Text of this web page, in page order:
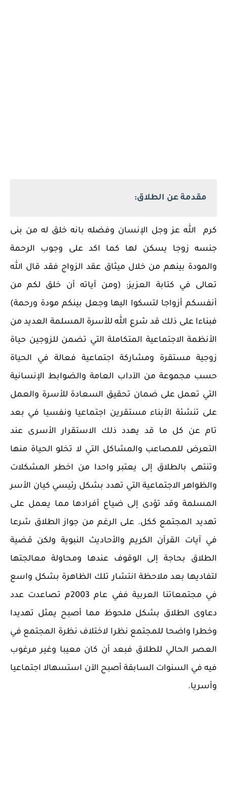
مقدمة عن الطلاق:
كرم الله عز وجل الإنسان وفضله بانه خلق له من بنى
جنسه زوجا يسكن لها كما اكد على وجوب الرحمة
والمودة بينهم من خلال ميثاق عقد الزواج فقد قال الله
تعالى في كتابة العزيز: (ومن آياته أن خلق لكم من
أنفسكم أزواجا لتسكوا اليها وجعل بينكم مودة ورحمة)
فبناءا على ذلك قد شرع الله للأسرة المسلمة العديد من
الأنظمة الاجتماعية المتكاملة التي تضمن للزوجين حياة
زوجية مستقرة ومشاركة اجتماعية فعالة في الحياة
حسب مجموعة من الآداب العامة والضوابط الإنسانية
التي تعمل على ضمان تحقيق السعادة للأسرة والعمل
على تنشئة الأبناء مستقرين اجتماعيا ونفسيا في بعد
تام عن كل ما قد يهدد ذلك الاستقرار الأسرى عند
التعرض للمصاعب والمشاكل التي لا تخلو الحياة منها
وتنتهى بالطلاق إلى يعتبر واحدا من اخطر المشكلات
والظواهر الاجتماعية التي تهدد بشكل رئيسي كيان الأسر
المسلمة وقد تؤدى إلى ضياع أفرادها مما يعمل على
تهديد المجتمع ككل. على الرغم من جواز الطلاق شرعا
في آيات القرآن الكريم والأحاديث النبوية ولكن قضية
الطلاق بحاجة إلى الوقوف عندها ومحاولة معالجتها
لتفاديها بعد ملاحظة انتشار تلك الظاهرة بشكل واسع
في مجتمعاتنا العربية ففي عام 2003م تصاعدت عدد
دعاوى الطلاق بشكل ملحوظ مما أصبح يمثل تهديدا
وخطرا واضحا للمجتمع نظرا لاختلاف نظرة المجتمع في
العصر الحالي للطلاق فبعد أن كان معيبا وغير مرغوب
فيه في السنوات السابقة أصبح الآن استسهالا اجتماعيا
وأسريا.